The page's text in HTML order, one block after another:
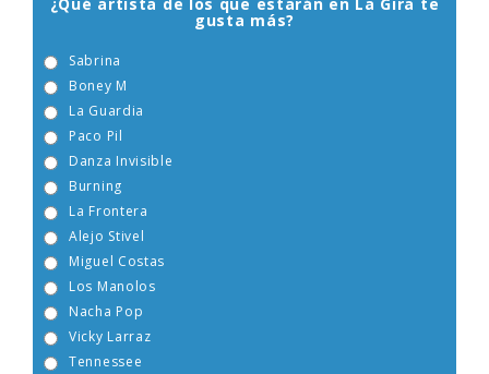
¿Qué artista de los que estarán en La Gira te
gusta más?
Sabrina
Boney M
La Guardia
Paco Pil
Danza Invisible
Burning
La Frontera
Alejo Stivel
Miguel Costas
Los Manolos
Nacha Pop
Vicky Larraz
Tennessee